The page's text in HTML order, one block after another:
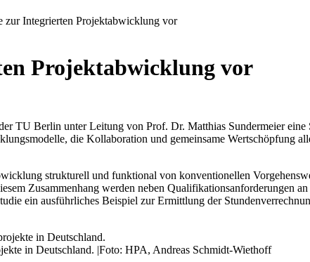
zur Integrierten Projektabwicklung vor
Projektabwicklung vor
TU Berlin unter Leitung von Prof. Dr. Matthias Sundermeier
die Kollaboration und gemeinsame Wertschöpfung
strukturell und funktional von konventionellen
Zusammenhang werden neben Qualifikationsanforderungen
ein ausführliches Beispiel zur Ermittlung der
in Deutschland. |Foto: HPA, Andreas Schmidt-Wiethoff